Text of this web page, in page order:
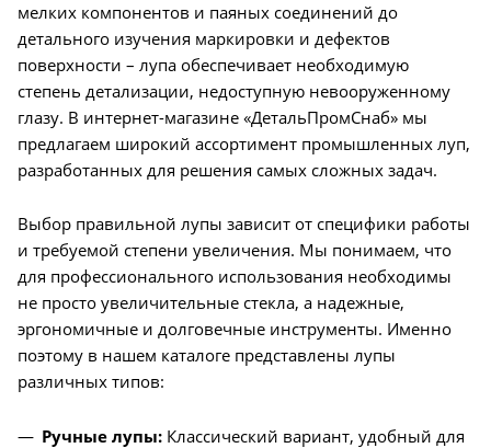
мелких компонентов и паяных соединений до
детального изучения маркировки и дефектов
поверхности – лупа обеспечивает необходимую
степень детализации, недоступную невооруженному
глазу. В интернет-магазине «ДетальПромСнаб» мы
предлагаем широкий ассортимент промышленных луп,
разработанных для решения самых сложных задач.
Выбор правильной лупы зависит от специфики работы
и требуемой степени увеличения. Мы понимаем, что
для профессионального использования необходимы
не просто увеличительные стекла, а надежные,
эргономичные и долговечные инструменты. Именно
поэтому в нашем каталоге представлены лупы
различных типов:
Ручные лупы: Классический вариант, удобный для